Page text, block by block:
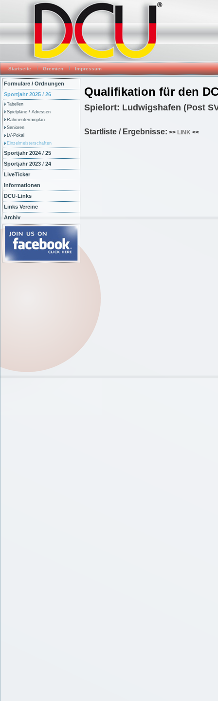
Startseite Gremien Impressum
Formulare / Ordnungen
Sportjahr 2025 / 26
Tabellen
Spielpläne / Adressen
Rahmenterminplan
Senioren
LV-Pokal
Einzelmeisterschaften
Sportjahr 2024 / 25
Sportjahr 2023 / 24
LiveTicker
Informationen
DCU-Links
Links Vereine
Archiv
Qualifikation für den
Spielort: Ludwigshafen (Post
Startliste / Ergebnisse: >> LINK <<